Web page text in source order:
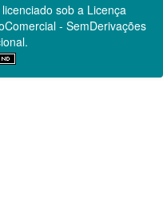
sob a Licença
- SemDerivações